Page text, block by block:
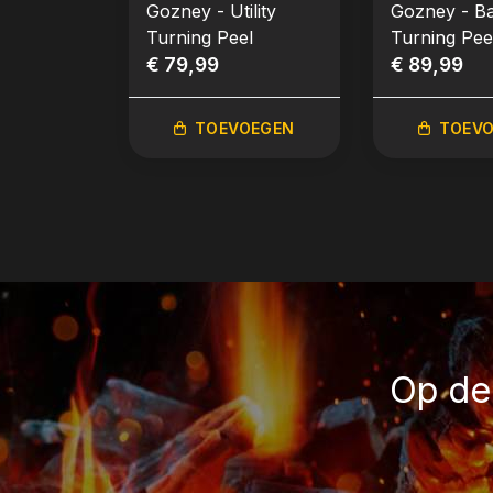
Gozney - Utility
Turning Peel
€ 79,99
TOEVOEGEN
Gozney -
Turning
€ 89,99
Op